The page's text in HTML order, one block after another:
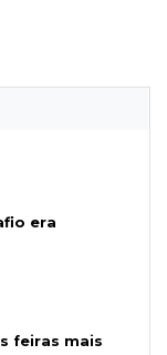
era
feiras mais